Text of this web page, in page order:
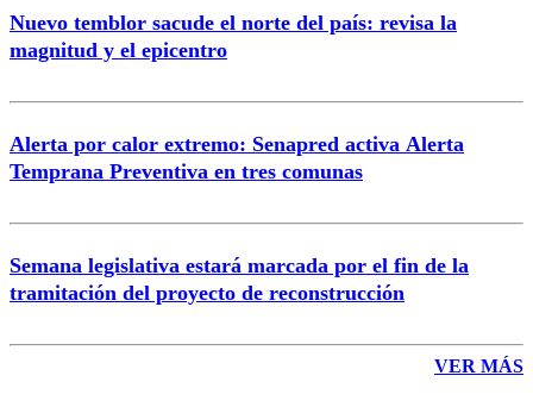
Nuevo temblor sacude el norte del país: revisa la
magnitud y el epicentro
Alerta por calor extremo: Senapred activa Alerta
Temprana Preventiva en tres comunas
Semana legislativa estará marcada por el fin de la
tramitación del proyecto de reconstrucción
VER MÁS